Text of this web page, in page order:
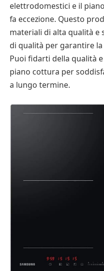
elettrodomestici e il
fa eccezione. Questo
materiali di alta qualità
di qualità per garantire
Puoi fidarti della qualità
piano cottura per
a lungo termine.